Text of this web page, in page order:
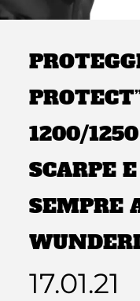
1200/
SCARPE
SEMPRE
17.01.21